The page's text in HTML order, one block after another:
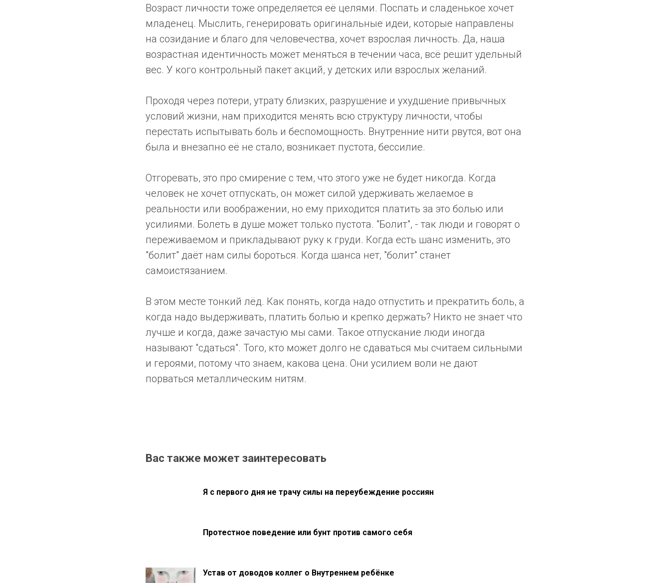
Возраст личности тоже определяется её целями. Поспать и сладенькое хочет
младенец. Мыслить, генерировать оригинальные идеи, которые направлены
на созидание и благо для человечества, хочет взрослая личность. Да, наша
возрастная идентичность может меняться в течении часа, всё решит удельный
вес. У кого контрольный пакет акций, у детских или взрослых желаний.
Проходя через потери, утрату близких, разрушение и ухудшение привычных
условий жизни, нам приходится менять всю структуру личности, чтобы
перестать испытывать боль и беспомощность. Внутренние нити рвутся, вот она
была и внезапно её не стало, возникает пустота, бессилие.
Отгоревать, это про смирение с тем, что этого уже не будет никогда. Когда
человек не хочет отпускать, он может силой удерживать желаемое в
реальности или воображении, но ему приходится платить за это болью или
усилиями. Болеть в душе может только пустота. "Болит", - так люди и говорят о
переживаемом и прикладывают руку к груди. Когда есть шанс изменить, это
"болит" даёт нам силы бороться. Когда шанса нет, "болит" станет
самоистязанием.
В этом месте тонкий лёд. Как понять, когда надо отпустить и прекратить боль, а
когда надо выдерживать, платить болью и крепко держать? Никто не знает что
лучше и когда, даже зачастую мы сами. Такое отпускание люди иногда
называют "сдаться". Того, кто может долго не сдаваться мы считаем сильными
и героями, потому что знаем, какова цена. Они усилием воли не дают
порваться металлическим нитям.
Вас также может заинтересовать
Я с первого дня не трачу силы на переубеждение россиян
Протестное поведение или бунт против самого себя
Устав от доводов коллег о Внутреннем ребёнке